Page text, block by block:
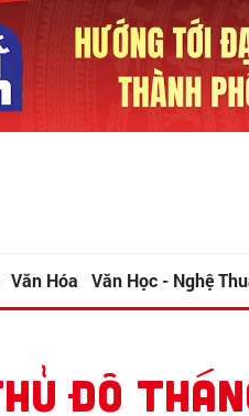
Văn Hóa Văn Học - Nghệ
ĐÔ